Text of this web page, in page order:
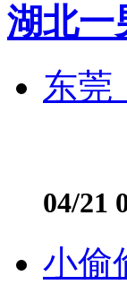
湖北一
东莞
04/21
小偷